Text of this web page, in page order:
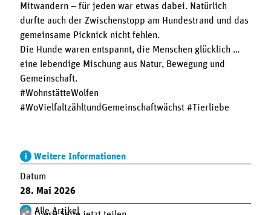
Mitwandern – für jeden war etwas dabei. Natürlich
durfte auch der Zwischenstopp am Hundestrand und das
gemeinsame Picknick nicht fehlen.
Die Hunde waren entspannt, die Menschen glücklich …
eine lebendige Mischung aus Natur, Bewegung und
Gemeinschaft.
#WohnstätteWolfen
#WoVielfaltzähltundGemeinschaftwächst #Tierliebe
Weitere Informationen
Datum
28. Mai 2026
Alle Artikel